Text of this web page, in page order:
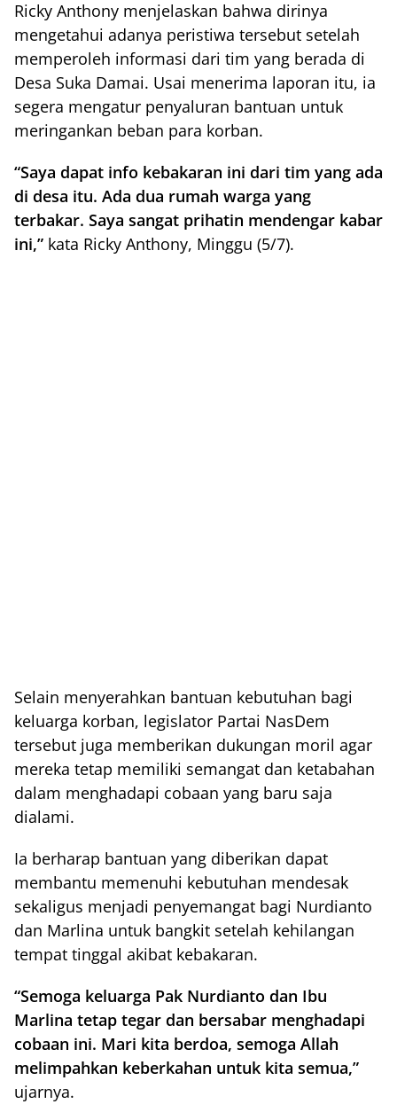
Ricky Anthony menjelaskan bahwa dirinya
mengetahui adanya peristiwa tersebut setelah
memperoleh informasi dari tim yang berada di
Desa Suka Damai. Usai menerima laporan itu, ia
segera mengatur penyaluran bantuan untuk
meringankan beban para korban.
“Saya dapat info kebakaran ini dari tim yang ada
di desa itu. Ada dua rumah warga yang
terbakar. Saya sangat prihatin mendengar kabar
ini,” kata Ricky Anthony, Minggu (5/7).
Selain menyerahkan bantuan kebutuhan bagi
keluarga korban, legislator Partai NasDem
tersebut juga memberikan dukungan moril agar
mereka tetap memiliki semangat dan ketabahan
dalam menghadapi cobaan yang baru saja
dialami.
Ia berharap bantuan yang diberikan dapat
membantu memenuhi kebutuhan mendesak
sekaligus menjadi penyemangat bagi Nurdianto
dan Marlina untuk bangkit setelah kehilangan
tempat tinggal akibat kebakaran.
“Semoga keluarga Pak Nurdianto dan Ibu
Marlina tetap tegar dan bersabar menghadapi
cobaan ini. Mari kita berdoa, semoga Allah
melimpahkan keberkahan untuk kita semua,”
ujarnya.